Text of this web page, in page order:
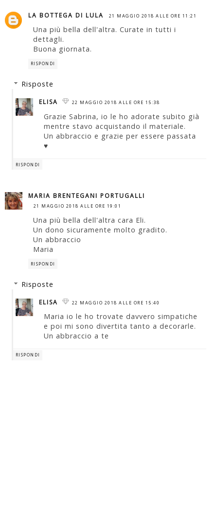
LA BOTTEGA DI LULA 21 MAGGIO 2018 ALLE ORE 11:21
Una più bella dell'altra. Curate in tutti i
dettagli.
Buona giornata.
RISPONDI
Risposte
ELISA 22 MAGGIO 2018 ALLE ORE 15:38
Grazie Sabrina, io le ho adorate subito già
mentre stavo acquistando il materiale.
Un abbraccio e grazie per essere passata
♥
RISPONDI
MARIA BRENTEGANI PORTUGALLI
21 MAGGIO 2018 ALLE ORE 19:01
Una più bella dell'altra cara Eli.
Un dono sicuramente molto gradito.
Un abbraccio
Maria
RISPONDI
Risposte
ELISA 22 MAGGIO 2018 ALLE ORE 15:40
Maria io le ho trovate davvero simpatiche
e poi mi sono divertita tanto a decorarle.
Un abbraccio a te
RISPONDI